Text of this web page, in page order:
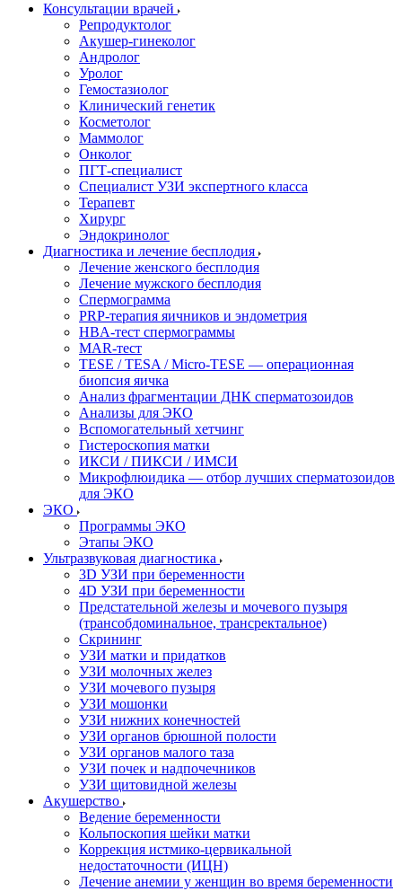
Консультации врачей
Репродуктолог
Акушер-гинеколог
Андролог
Уролог
Гемостазиолог
Клинический генетик
Косметолог
Маммолог
Онколог
ПГТ-специалист
Специалист УЗИ экспертного класса
Терапевт
Хирург
Эндокринолог
Диагностика и лечение бесплодия
Лечение женского бесплодия
Лечение мужского бесплодия
Спермограмма
PRP-терапия яичников и эндометрия
HBA-тест спермограммы
MAR-тест
TESE / TESA / Micro-TESE — операционная
биопсия яичка
Анализ фрагментации ДНК сперматозоидов
Анализы для ЭКО
Вспомогательный хетчинг
Гистероскопия матки
ИКСИ / ПИКСИ / ИМСИ
Микрофлюидика — отбор лучших сперматозоидов
для ЭКО
ЭКО
Программы ЭКО
Этапы ЭКО
Ультразвуковая диагностика
3D УЗИ при беременности
4D УЗИ при беременности
Предстательной железы и мочевого пузыря
(трансобдоминальное, трансректальное)
Скрининг
УЗИ матки и придатков
УЗИ молочных желез
УЗИ мочевого пузыря
УЗИ мошонки
УЗИ нижних конечностей
УЗИ органов брюшной полости
УЗИ органов малого таза
УЗИ почек и надпочечников
УЗИ щитовидной железы
Акушерство
Ведение беременности
Кольпоскопия шейки матки
Коррекция истмико-цервикальной
недостаточности (ИЦН)
Лечение анемии у женщин во время беременности